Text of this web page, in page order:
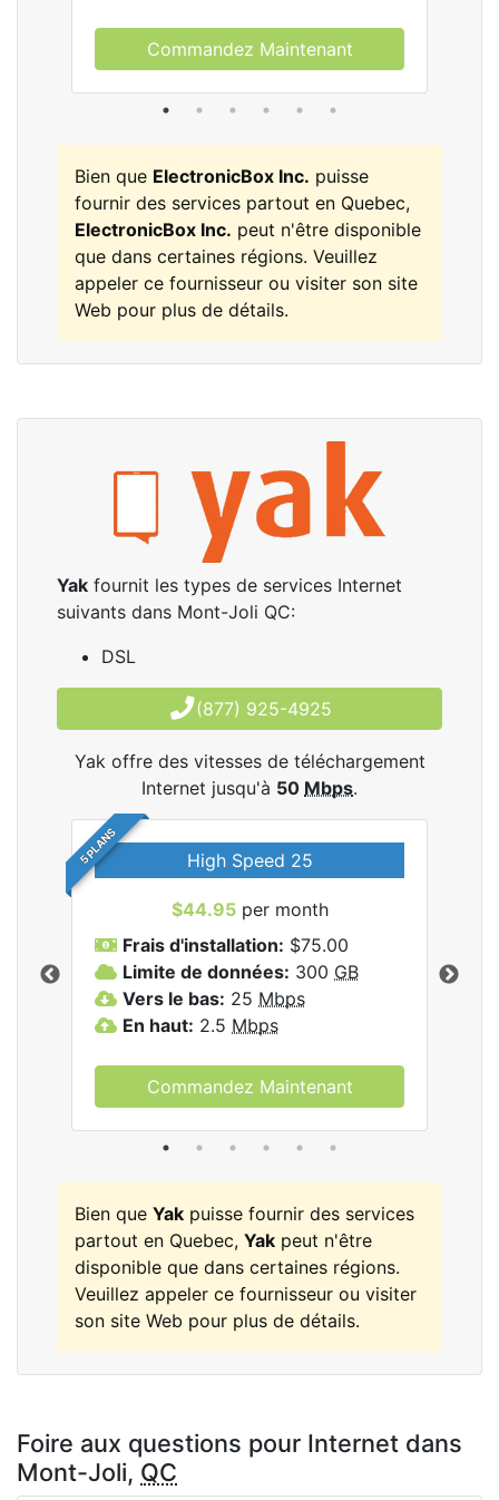
Commandez Maintenant
Bien que ElectronicBox Inc. puisse
fournir des services partout en Quebec,
ElectronicBox Inc. peut n'être disponible
que dans certaines régions. Veuillez
appeler ce fournisseur ou visiter son site
Web pour plus de détails.
Yak fournit les types de services Internet
suivants dans Mont-Joli QC:
DSL
(877) 925-4925
Yak offre des vitesses de téléchargement
Internet jusqu'à 50 Mbps.
5 PLANS High Speed 25
$44.95per month
Frais d'installation: $75.00
Limite de données: 300 GB
Vers le bas: 25 Mbps
En haut: 2.5 Mbps
Commandez Maintenant
Bien que Yak puisse fournir des services
partout en Quebec, Yak peut n'être
disponible que dans certaines régions.
Veuillez appeler ce fournisseur ou visiter
son site Web pour plus de détails.
Foire aux questions pour Internet dans
Mont-Joli, QC